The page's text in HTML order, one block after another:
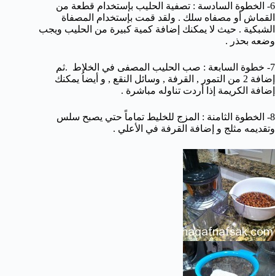
6- الخطوة السادسة : تصفية الحليب بإستخدام قطعة من
القماش أو مصفاه سلك . ولقد قمت بإستخدام المصفاة
الشبكية . حيث لا يمكنك إضافة كمية كبيرة من الحليب ويجب
وضعه بحذر .
7- خطوة السابعة : صب الحليب المصفى في الخلاط .ثم
إضافة 2 من التمور , القرفة , وسائل النقع , و أيضاُ يمكنك
إضافة الكريمة إذا أردت تناوله مباشرة .
8- الخطوة الثامنة : المزج للخليط تماماً حتي يصبح سلس
وتقديمه مثلج و إضافة القرفة في الأعلي .